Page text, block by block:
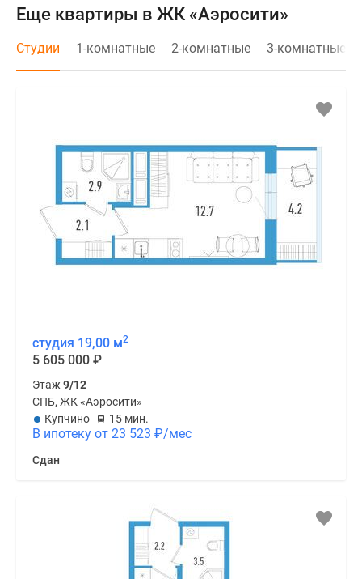
Еще квартиры в ЖК «Аэросити»
Студии 1-комнатные 2-комнатные 3-комнатные
студия 19,00 м2
5 605 000 ₽
Этаж9/12
СПБ, ЖК «Аэросити»
Купчино
15 мин.
В ипотеку от 23 523 ₽/мес
Сдан